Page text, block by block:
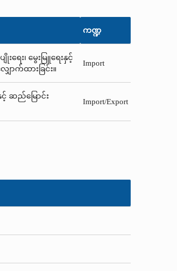
ကဏ္ဍ
း၊ မွေးမြူရေးနှင့်
ာက်ထားခြင်း။
Import
ဆည်မြောင်း
Import/Export